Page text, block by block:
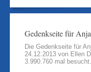
Gedenkseite für
Die Gedenkseite für
24.12.2013 von Ellen
3.990.760 mal besucht.